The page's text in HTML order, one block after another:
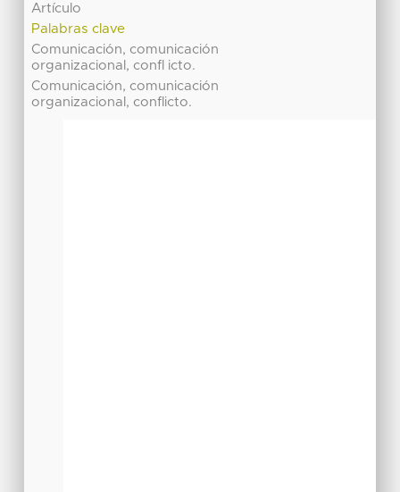
Artículo
Palabras clave
Comunicación, comunicación
organizacional, confl icto.
Comunicación, comunicación
organizacional, conflicto.